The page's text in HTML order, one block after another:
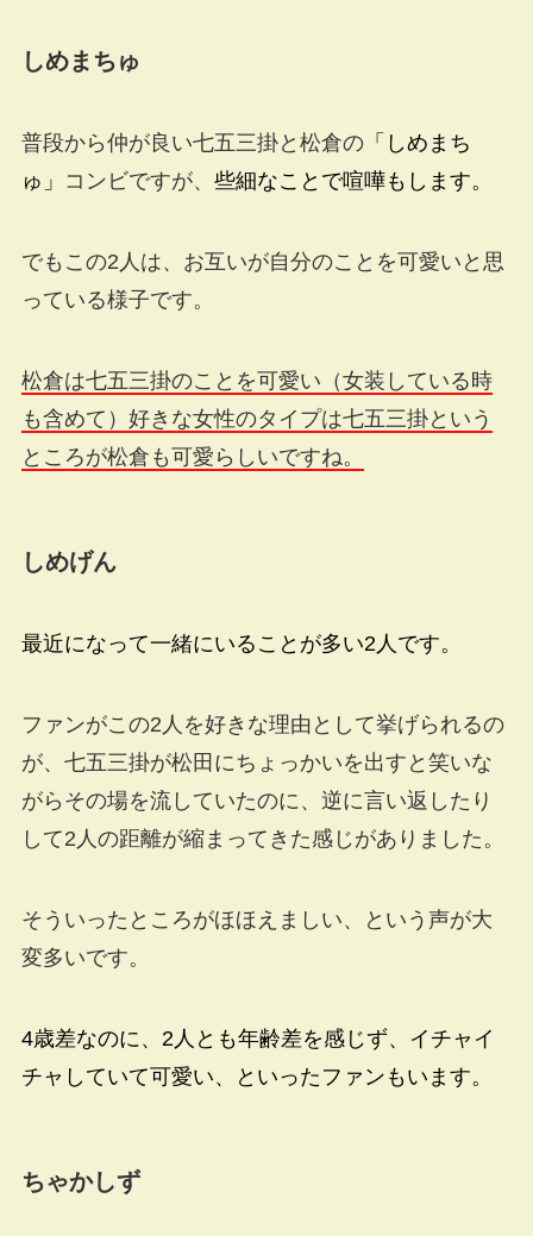
しめまちゅ
普段から仲が良い七五三掛と松倉の「しめまち
ゅ」 コンビですが、 些細なことで喧嘩もします。
でもこの2人は、お互いが自分のことを可愛いと思
っている様子です。
松倉は七五三掛のことを可愛い（女装している時
も含めて）好きな女性のタイプは七五三掛という
ところが松倉も可愛らしいですね。
しめげん
最近になって一緒にいることが多い2人です。
ファンがこの2人を好きな理由として挙げられるの
が、七五三掛が松田にちょっかいを出すと笑いな
がらその場を流していたのに、逆に言い返したり
して2人の距離が縮まってきた感じがありました。
そういったところがほほえましい、という声が大
変多いです。
4歳差なのに、2人とも年齢差を感じず、イチャイ
チャしていて可愛い、といったファンもいます。
ちゃかしず